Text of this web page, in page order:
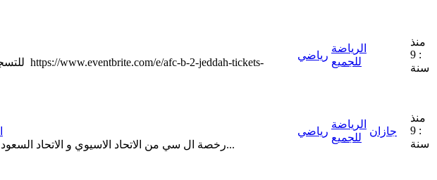
رياضي
الرياضة
للجميع
منذ
: 9
سنة
[align][align]DESCRIPTION[align][align][align]AFC/SAFF C Course in Jazan رخصة ال سي من الاتحاد الاسيوي و الاتحاد السعودي لكرة القدم 1) صورة من جواز...
رياضي
الرياضة
للجميع
جازان
منذ
: 9
سنة